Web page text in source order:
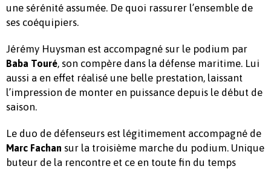
une sérénité assumée. De quoi rassurer l’ensemble de
ses coéquipiers.
Jérémy Huysman est accompagné sur le podium par
Baba Touré, son compère dans la défense maritime. Lui
aussi a en effet réalisé une belle prestation, laissant
l’impression de monter en puissance depuis le début de
saison.
Le duo de défenseurs est légitimement accompagné de
Marc Fachan sur la troisième marche du podium. Unique
buteur de la rencontre et ce en toute fin du temps